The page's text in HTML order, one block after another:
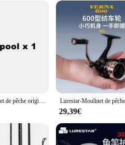
with a robust drag system
reels; they are a testament to
steel construction ensures durability,
the lurestar Moulinets de pêche are
to a specific fishing scenario. Their
are designed to adapt to your
of fish species.
audience. Whether you're a
Lurestar-Moulinet de pêche original c9 air, bobine uniquement
29,39€